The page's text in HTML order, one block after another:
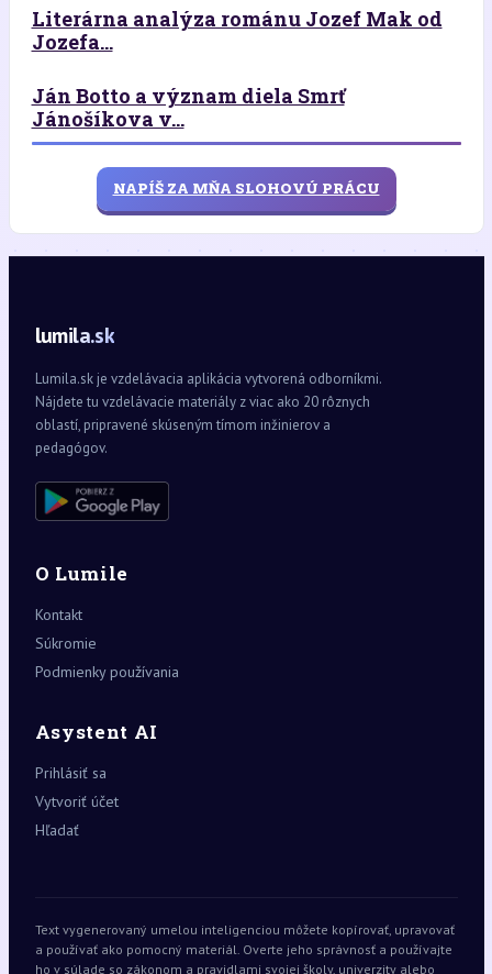
Literárna analýza románu Jozef Mak od
Jozefa...
Ján Botto a význam diela Smrť
Jánošíkova v...
NAPÍŠ ZA MŇA SLOHOVÚ PRÁCU
lumila.sk
Lumila.sk je vzdelávacia aplikácia vytvorená odborníkmi.
Nájdete tu vzdelávacie materiály z viac ako 20 rôznych
oblastí, pripravené skúseným tímom inžinierov a
pedagógov.
O Lumile
Kontakt
Súkromie
Podmienky používania
Asystent AI
Prihlásiť sa
Vytvoriť účet
Hľadať
Text vygenerovaný umelou inteligenciou môžete kopírovať, upravovať
a používať ako pomocný materiál. Overte jeho správnosť a používajte
ho v súlade so zákonom a pravidlami svojej školy, univerzity alebo